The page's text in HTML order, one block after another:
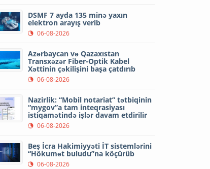
DSMF 7 ayda 135 minə yaxın
elektron arayış verib
06-08-2026
Azərbaycan və Qazaxıstan
Transxəzər Fiber-Optik Kabel
Xəttinin çəkilişini başa çatdırıb
06-08-2026
Nazirlik: “Mobil notariat” tətbiqinin
“mygov”a tam inteqrasiyası
istiqamətində işlər davam etdirilir
06-08-2026
Beş İcra Hakimiyyəti İT sistemlərini
“Hökumət buludu”na köçürüb
06-08-2026